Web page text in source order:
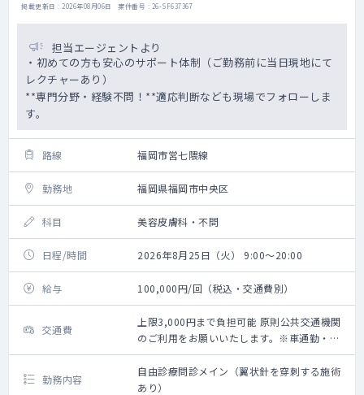
掲載更新日 : 2026年08月06日 案件番号 : 26-SF637367
担当エージェントより
・初めての方も安心のサポート体制（ご勤務前に当日現地にて
レクチャーあり）
**専門分野・経験不問！**適応判断なども現場でフォローしま
す。
路線 福岡市営七隈線
勤務地 福岡県福岡市中央区
科目 美容皮膚科・不問
日程/時間 2026年8月25日（火） 9:00～20:00
給与 100,000円/回（税込・交通費別）
交通費
上限3,000円まで負担可能 原則公共交通機関
のご利用をお願いいたします。※車通勤・タ
クシー利用要相談
勤務内容
自由診療問診メイン（翼状針を穿刺する施術
あり）